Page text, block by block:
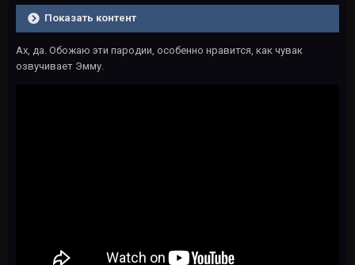
Показать контент
Ах, да. Обожаю эти пародии, особенно нравится, как чувак
озвучивает Эмму.